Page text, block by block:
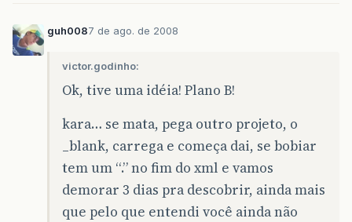
guh0087 de ago. de 2008
victor.godinho:
Ok, tive uma idéia! Plano B!
kara… se mata, pega outro projeto, o
_blank, carrega e começa dai, se bobiar
tem um “.” no fim do xml e vamos
demorar 3 dias pra descobrir, ainda mais
que pelo que entendi você ainda não